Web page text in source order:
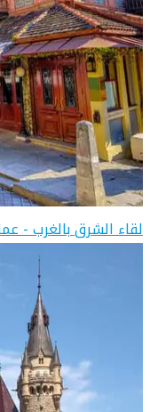
لقاء الشرق بالغرب -